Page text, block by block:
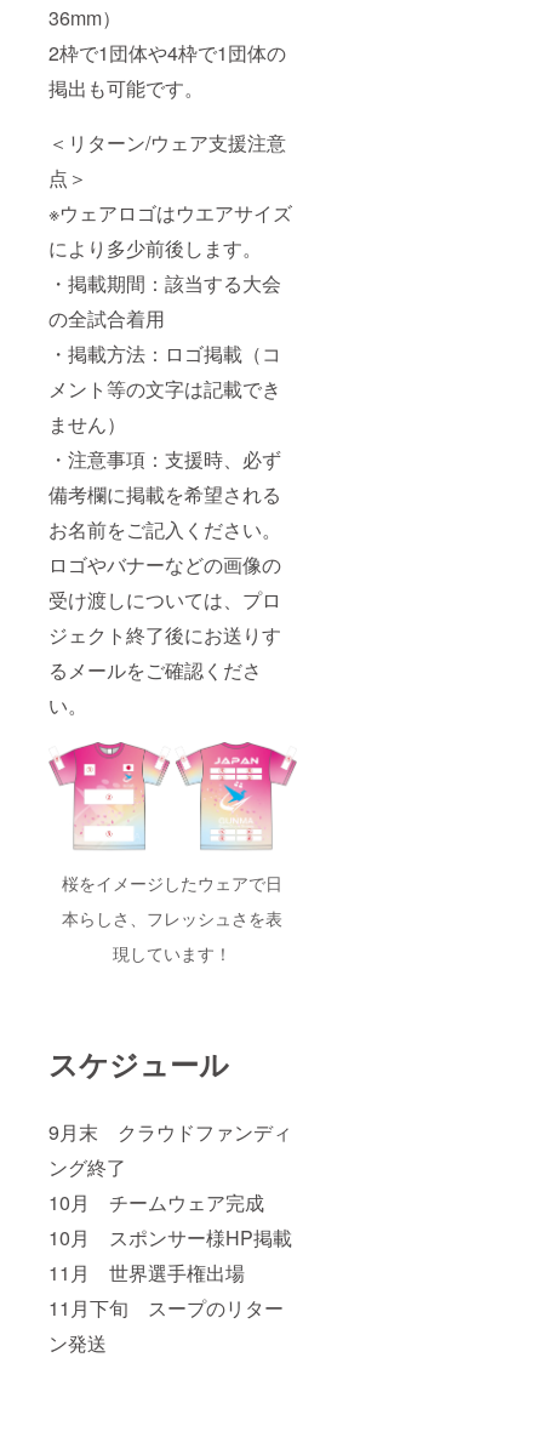
36mm）
2枠で1団体や4枠で1団体の
掲出も可能です。
＜リターン/ウェア支援注意
点＞
※ウェアロゴはウエアサイズ
により多少前後します。
・掲載期間：該当する大会
の全試合着用
・掲載方法：ロゴ掲載（コ
メント等の文字は記載でき
ません）
・注意事項：支援時、必ず
備考欄に掲載を希望される
お名前をご記入ください。
ロゴやバナーなどの画像の
受け渡しについては、プロ
ジェクト終了後にお送りす
るメールをご確認くださ
い。
桜をイメージしたウェアで日
本らしさ、フレッシュさを表
現しています！
スケジュール
9月末 クラウドファンディ
ング終了
10月 チームウェア完成
10月 スポンサー様HP掲載
11月 世界選手権出場
11月下旬 スープのリター
ン発送